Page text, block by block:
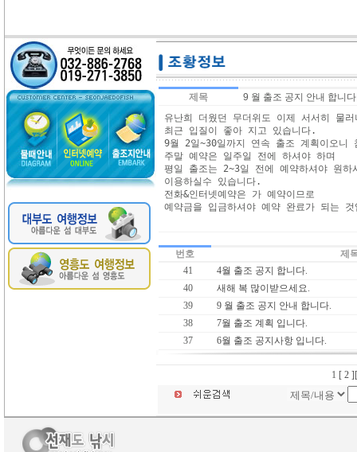
제목
9 월 출조 공지 안내 합니
유난희 더웠던 무더위도 이제 서서히 물
최근 입질이 좋아 지고 있습니다.
9월 2일~30일까지 연속 출조 계획이오니
주말 예약은 일주일 전에 하셔야 하며
평일 출조는 2~3일 전에 예약하셔야 원
이용하실수 있습니다.
전화&인터넷예약은 가 예약이므로
예약금을 입금하셔야 예약 완료가 되는
번호
제
41
4월 출조 공지 합니다.
40
새해 복 많이받으세요.
39
9 월 출조 공지 안내 합니다.
38
7월 출조 계획 입니다.
37
6월 출조 공지사항 입니다.
1 [ 2 ]